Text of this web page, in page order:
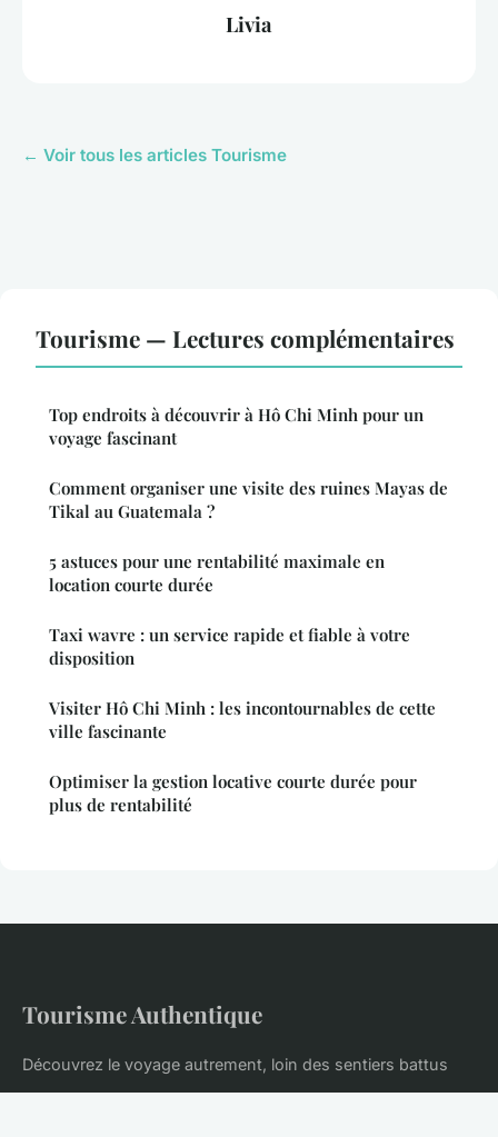
Livia
← Voir tous les articles Tourisme
Tourisme — Lectures complémentaires
Top endroits à découvrir à Hô Chi Minh pour un
voyage fascinant
Comment organiser une visite des ruines Mayas de
Tikal au Guatemala ?
5 astuces pour une rentabilité maximale en
location courte durée
Taxi wavre : un service rapide et fiable à votre
disposition
Visiter Hô Chi Minh : les incontournables de cette
ville fascinante
Optimiser la gestion locative courte durée pour
plus de rentabilité
Tourisme Authentique
Découvrez le voyage autrement, loin des sentiers battus